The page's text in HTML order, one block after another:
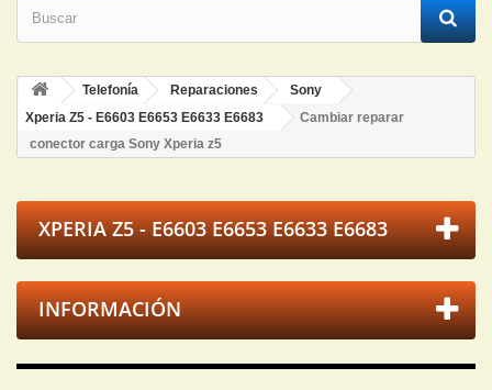
Telefonía Reparaciones
Sony
Xperia Z5 - E6603 E6653 E6633 E6683
Cambiar reparar
conector carga Sony Xperia z5
XPERIA Z5 - E6603 E6653 E6633 E6683
INFORMACIÓN